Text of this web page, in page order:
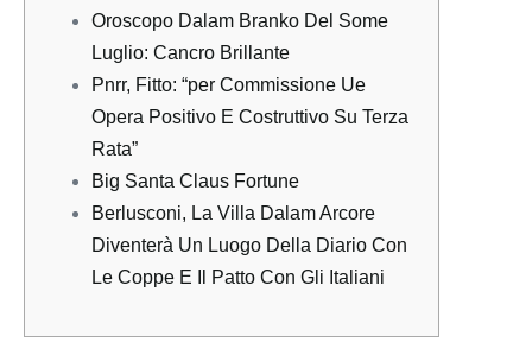
Oroscopo Dalam Branko Del Some
Luglio: Cancro Brillante
Pnrr, Fitto: “per Commissione Ue
Opera Positivo E Costruttivo Su Terza
Rata”
Big Santa Claus Fortune
Berlusconi, La Villa Dalam Arcore
Diventerà Un Luogo Della Diario Con
Le Coppe E Il Patto Con Gli Italiani